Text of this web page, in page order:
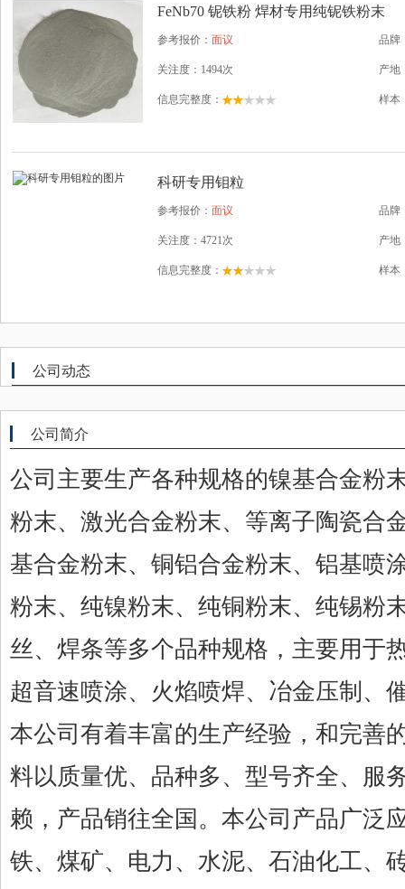
FeNb70 铌铁粉 焊材专用纯铌铁粉末
参考报价： 面议 品牌
关注度：1494次 产地
信息完整度： 样本
科研专用钼粒
参考报价： 面议 品牌
关注度：4721次 产地
信息完整度： 样本
公司动态
公司简介
公司主要生产各种规格的镍基合金粉
粉末、激光合金粉末、等离子陶瓷合
基合金粉末、铜铝合金粉末、铝基喷
粉末、纯镍粉末、纯铜粉末、纯锡粉
丝、焊条等多个品种规格，主要用于
超音速喷涂、火焰喷焊、冶金压制、
本公司有着丰富的生产经验，和完善
料以质量优、品种多、型号齐全、服
赖，产品销往全国。本公司产品广泛
铁、煤矿、电力、水泥、石油化工、